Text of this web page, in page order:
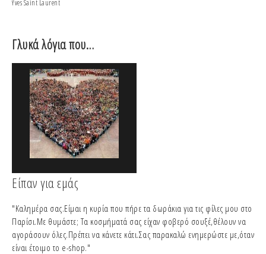
Yves Saint Laurent
Γλυκά λόγια που…
Είπαν για εμάς
"Καλημέρα σας.Είμαι η κυρία που πήρε τα δωράκια για τις φίλες μου στο
Παρίσι.Με θυμάστε; Τα κοσμήματά σας είχαν φοβερό σουξέ,θέλουν να
αγοράσουν όλες.Πρέπει να κάνετε κάτι.Σας παρακαλώ ενημερώστε με,όταν
είναι έτοιμο το e-shop."